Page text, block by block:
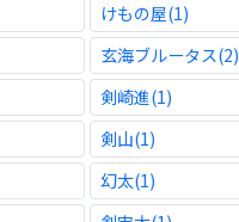
けもの屋(1)
玄海ブルータス(2)
剣崎進(1)
剣山(1)
幻太(1)